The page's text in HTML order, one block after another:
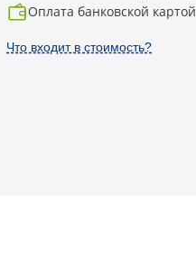
Оплата банковской картой
Что входит в стоимость?